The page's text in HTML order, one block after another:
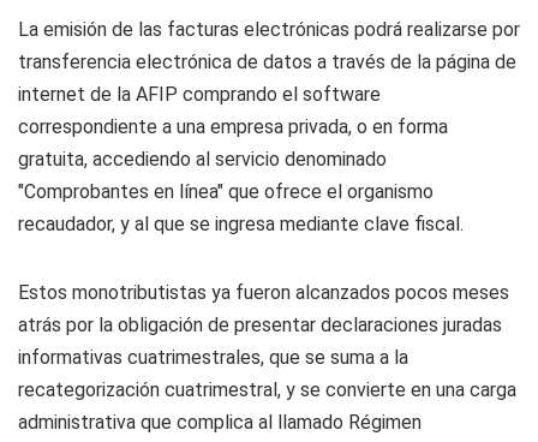
La emisión de las facturas electrónicas podrá realizarse por
transferencia electrónica de datos a través de la página de
internet de la AFIP comprando el software
correspondiente a una empresa privada, o en forma
gratuita, accediendo al servicio denominado
"Comprobantes en línea" que ofrece el organismo
recaudador, y al que se ingresa mediante clave fiscal.
Estos monotributistas ya fueron alcanzados pocos meses
atrás por la obligación de presentar declaraciones juradas
informativas cuatrimestrales, que se suma a la
recategorización cuatrimestral, y se convierte en una carga
administrativa que complica al llamado Régimen